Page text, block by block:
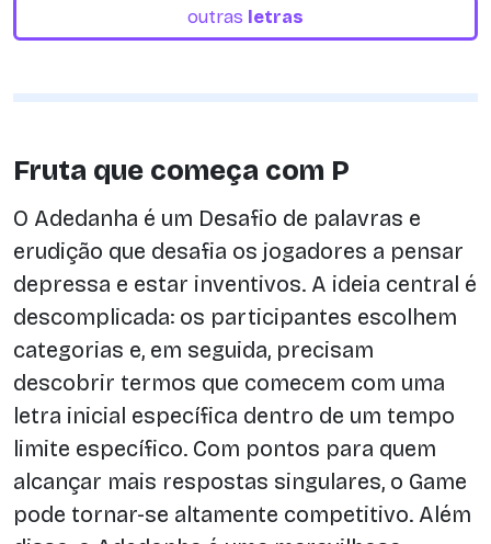
outras letras
Fruta que começa com P
O Adedanha é um Desafio de palavras e
erudição que desafia os jogadores a pensar
depressa e estar inventivos. A ideia central é
descomplicada: os participantes escolhem
categorias e, em seguida, precisam
descobrir termos que comecem com uma
letra inicial específica dentro de um tempo
limite específico. Com pontos para quem
alcançar mais respostas singulares, o Game
pode tornar-se altamente competitivo. Além